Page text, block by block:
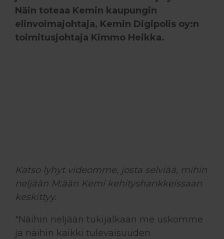
Näin toteaa Kemin kaupungin
elinvoimajohtaja, Kemin Digipolis oy:n
toimitusjohtaja Kimmo Heikka.
Katso lyhyt videomme, josta selviää, mihin
neljään M:ään Kemi kehityshankkeissaan
keskittyy.
"Näihin neljään tukijalkaan me uskomme
ja näihin kaikki tulevaisuuden